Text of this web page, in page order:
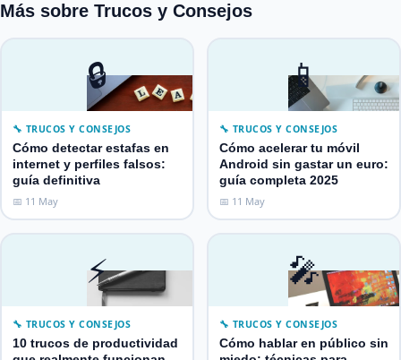
Más sobre Trucos y Consejos
🔒
🔧 TRUCOS Y CONSEJOS
Cómo detectar estafas en
internet y perfiles falsos:
guía definitiva
📅 11 May
📱
🔧 TRUCOS Y CONSEJOS
Cómo acelerar tu móvil
Android sin gastar un euro:
guía completa 2025
📅 11 May
⚡
🔧 TRUCOS Y CONSEJOS
10 trucos de productividad
🎤
🔧 TRUCOS Y CONSEJOS
Cómo hablar en público sin